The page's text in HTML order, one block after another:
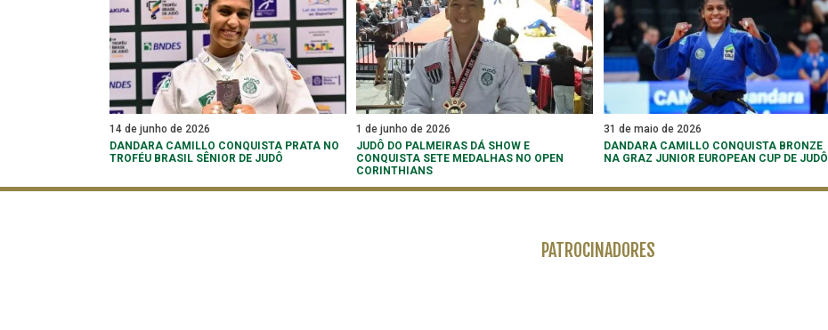
14 de junho de 2026
DANDARA CAMILLO CONQUISTA PRATA NO
TROFÉU BRASIL SÊNIOR DE JUDÔ
1 de junho de 2026
JUDÔ DO PALMEIRAS DÁ SHOW E
CONQUISTA SETE MEDALHAS NO OPEN
CORINTHIANS
31 de maio de 2026
DANDARA CAMILLO CONQUISTA BRONZE
NA GRAZ JUNIOR EUROPEAN CUP DE JUDÔ
PATROCINADORES